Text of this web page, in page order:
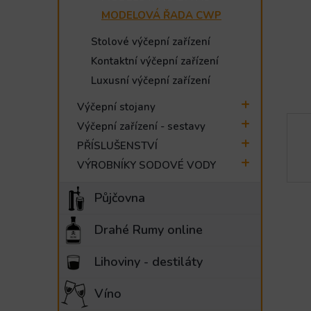
MODELOVÁ ŘADA CWP
Stolové výčepní zařízení
Kontaktní výčepní zařízení
Luxusní výčepní zařízení
Výčepní stojany
Výčepní zařízení - sestavy
PŘÍSLUŠENSTVÍ
VÝROBNÍKY SODOVÉ VODY
Půjčovna
Drahé Rumy online
Lihoviny - destiláty
Víno